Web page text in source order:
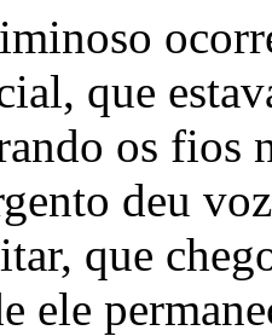
que
os fios
deu
que
ele